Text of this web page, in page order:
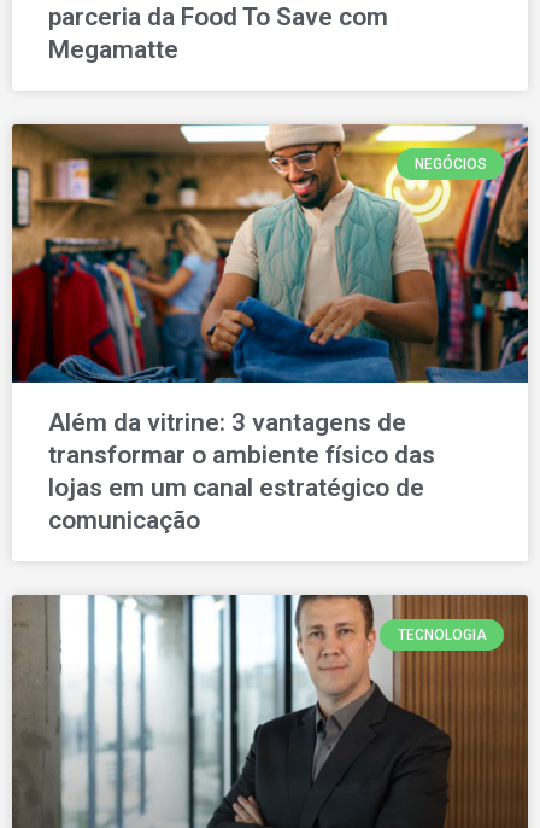
parceria da Food To Save com
Megamatte
NEGÓCIOS
Além da vitrine: 3 vantagens de
transformar o ambiente físico das
lojas em um canal estratégico de
comunicação
TECNOLOGIA